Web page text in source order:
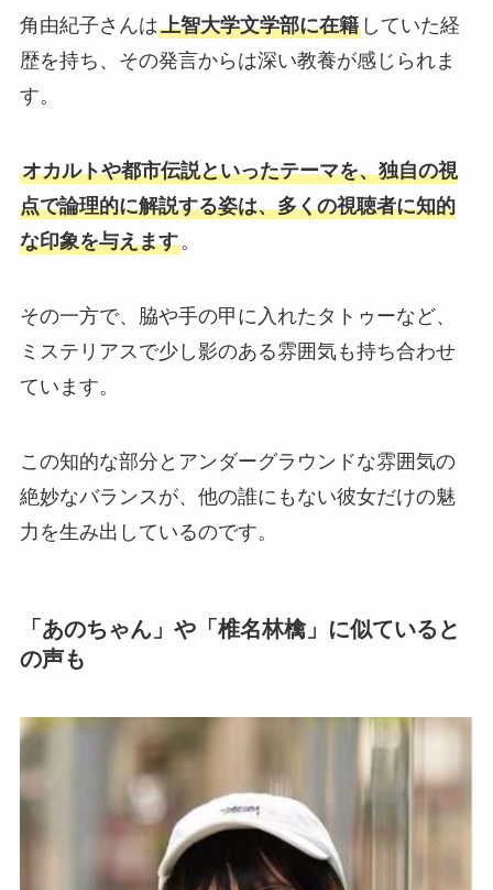
角由紀子さんは上智大学文学部に在籍していた経
歴を持ち、その発言からは深い教養が感じられま
す。
オカルトや都市伝説といったテーマを、独自の視
点で論理的に解説する姿は、多くの視聴者に知的
な印象を与えます。
その一方で、脇や手の甲に入れたタトゥーなど、
ミステリアスで少し影のある雰囲気も持ち合わせ
ています。
この知的な部分とアンダーグラウンドな雰囲気の
絶妙なバランスが、他の誰にもない彼女だけの魅
力を生み出しているのです。
「あのちゃん」や「椎名林檎」に似ていると
の声も